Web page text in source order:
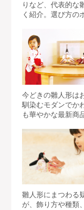
りなど、代表的な
く紹介。選び方の
今どきの雛人形は
馴染むモダンでか
も華やかな最新商
雛人形にまつわる
が、飾り方や種類